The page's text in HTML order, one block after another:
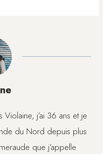
j’ai 36 ans et je
du Nord depuis plus
que j’appelle